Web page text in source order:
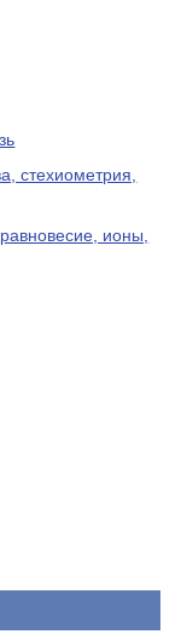
стехиометрия,
ионы,